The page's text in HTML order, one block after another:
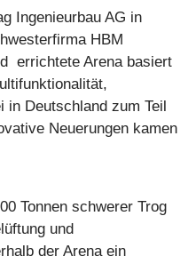
Ingenieurbau AG in
HBM
errichtete Arena basiert
Deutschland zum Teil
Neuerungen kamen
Tonnen schwerer Trog
und
der Arena ein